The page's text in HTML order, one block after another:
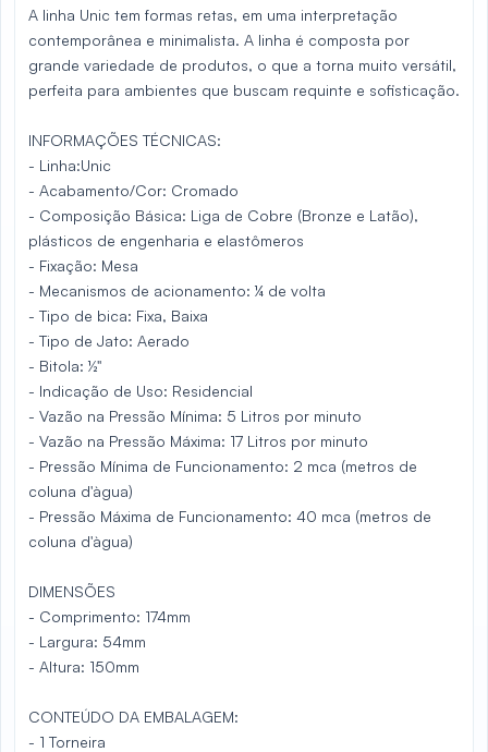
A linha Unic tem formas retas, em uma interpretação
contemporânea e minimalista. A linha é composta por
grande variedade de produtos, o que a torna muito versátil,
perfeita para ambientes que buscam requinte e sofisticação.
INFORMAÇÕES TÉCNICAS:
- Linha:Unic
- Acabamento/Cor: Cromado
- Composição Básica: Liga de Cobre (Bronze e Latão),
plásticos de engenharia e elastômeros
- Fixação: Mesa
- Mecanismos de acionamento: ¼ de volta
- Tipo de bica: Fixa, Baixa
- Tipo de Jato: Aerado
- Bitola: ½"
- Indicação de Uso: Residencial
- Vazão na Pressão Mínima: 5 Litros por minuto
- Vazão na Pressão Máxima: 17 Litros por minuto
- Pressão Mínima de Funcionamento: 2 mca (metros de
coluna d'àgua)
- Pressão Máxima de Funcionamento: 40 mca (metros de
coluna d'àgua)
DIMENSÕES
- Comprimento: 174mm
- Largura: 54mm
- Altura: 150mm
CONTEÚDO DA EMBALAGEM:
- 1 Torneira